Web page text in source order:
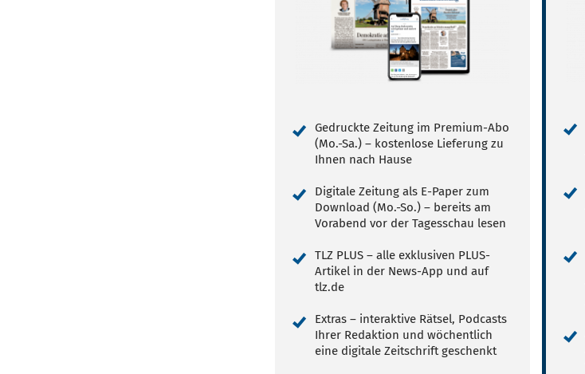
Gedruckte Zeitung im Premium-Abo
(Mo.-Sa.) – kostenlose Lieferung zu
Ihnen nach Hause
Digitale Zeitung als E-Paper zum
Download (Mo.-So.) – bereits am
Vorabend vor der Tagesschau lesen
TLZ PLUS – alle exklusiven PLUS-
Artikel in der News-App und auf
tlz.de
Extras – interaktive Rätsel, Podcasts
Ihrer Redaktion und wöchentlich
eine digitale Zeitschrift geschenkt